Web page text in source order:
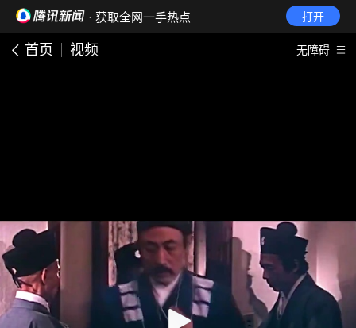
· 获取全网一手热点 打开
首页 视频 无障碍